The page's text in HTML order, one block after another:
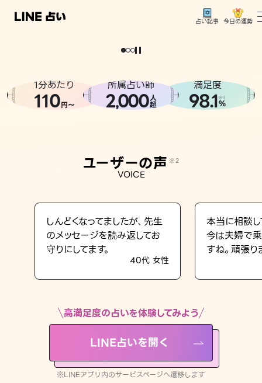
占い記事 今日の運勢
相談事例
LINE占いを開く
※LINEアプリ内のサービスページへ遷移します
どうせなら
。
1分あたり
110円〜
所属占い師
2,000人
超
満足度
98.1※1
%
ユーザーの声 ※2
VOICE
しんどくなってましたが、先生
のメッセージを読み返してお
守りにしてます。
40代 女性
本当に相談し
今は夫婦で
すね。頑張り
高満足度の占いを体験してみよう
LINE占いを開く
※LINEアプリ内のサービスページへ遷移します